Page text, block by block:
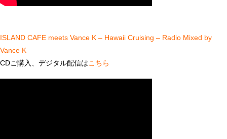
ISLAND CAFE meets Vance K – Hawaii Cruising – Radio Mixed by
Vance K
CDご購入、デジタル配信はこちら